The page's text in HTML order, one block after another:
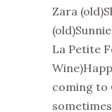
Zara
La Petite
coming to